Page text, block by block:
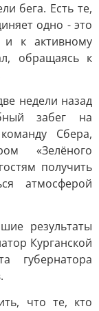
бега. Есть те,
одно - это
к активному
обращаясь к
недели назад
забег на
Сбера,
«Зелёного
получить
атмосферой
результаты
Курганской
губернатора
что те, кто